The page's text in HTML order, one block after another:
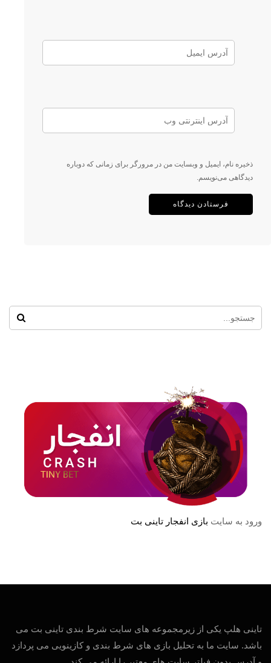
ذخیره نام، ایمیل و وبسایت من در مرورگر برای زمانی که دوباره
دیدگاهی می‌نویسم.
ورود به سایت بازی انفجار تاینی بت
تاینی هلپ یکی از زیرمجموعه های سایت شرط بندی تاینی بت می
باشد. سایت ما به تحلیل بازی های شرط بندی و کازینویی می پردازد